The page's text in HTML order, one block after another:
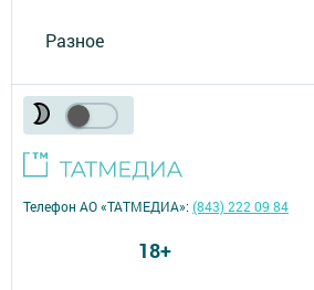
Разное
Телефон АО «ТАТМЕДИА»:(843) 222 09 84
18+